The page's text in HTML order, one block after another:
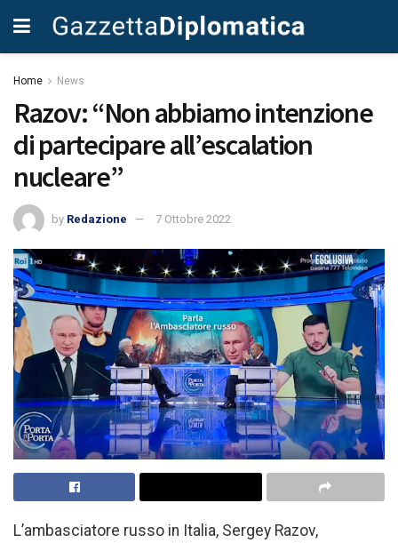
Home News
Razov: “Non abbiamo intenzione
di partecipare all’escalation
nucleare”
by Redazione 7 Ottobre 2022
L’ambasciatore russo in Italia, Sergey Razov,